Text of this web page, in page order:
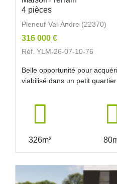
4 pièces
Pleneuf-Val-Andre (22370)
316 000 €
Réf. YLM-26-07-10-76
Belle opportunité pour
viabilisé dans un petit
326m²